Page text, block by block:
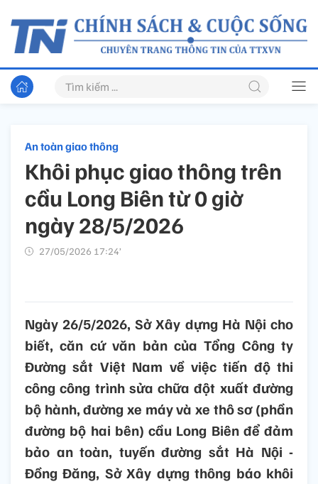
An toàn giao thông
Khôi phục giao thông trên
cầu Long Biên từ 0 giờ
ngày 28/5/2026
27/05/2026 17:24’
Ngày 26/5/2026, Sở Xây dựng Hà Nội cho
biết, căn cứ văn bản của Tổng Công ty
Đường sắt Việt Nam về việc tiến độ thi
công công trình sửa chữa đột xuất đường
bộ hành, đường xe máy và xe thô sơ (phần
đường bộ hai bên) cầu Long Biên để đảm
bảo an toàn, tuyến đường sắt Hà Nội -
Đồng Đăng, Sở Xây dựng thông báo khôi